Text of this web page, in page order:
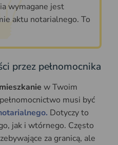
wymagane jest
aktu notarialnego. To
przez pełnomocnika
w Twoim
musi być
Dotyczy to
jak i wtórnego. Często
za granicą, ale